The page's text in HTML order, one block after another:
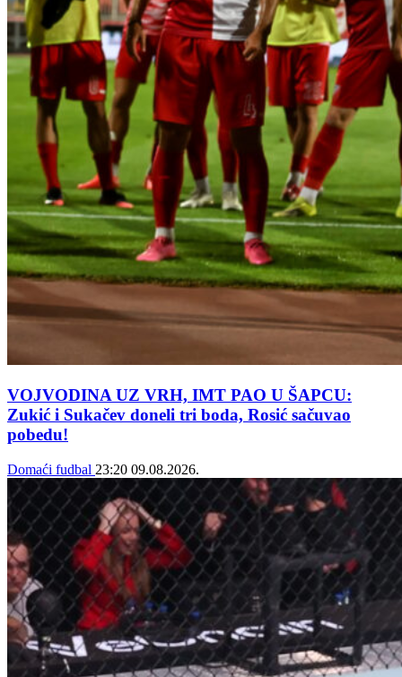
VOJVODINA UZ VRH, IMT PAO U ŠAPCU:
Zukić i Sukačev doneli tri boda, Rosić sačuvao
pobedu!
Domaći fudbal 23:20 09.08.2026.